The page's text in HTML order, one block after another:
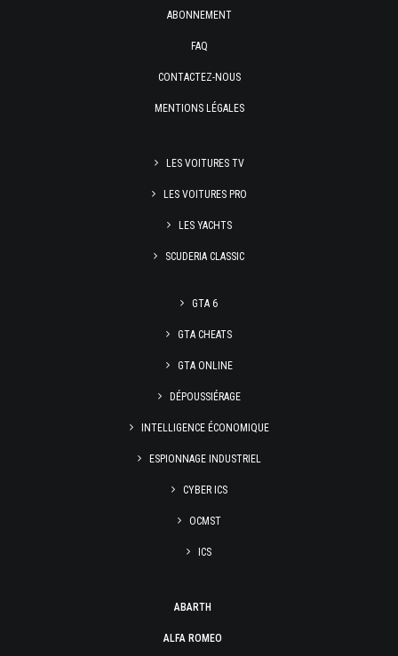
ABONNEMENT
FAQ
CONTACTEZ-NOUS
MENTIONS LÉGALES
LES VOITURES TV
LES VOITURES PRO
LES YACHTS
SCUDERIA CLASSIC
GTA 6
GTA CHEATS
GTA ONLINE
DÉPOUSSIÉRAGE
INTELLIGENCE ÉCONOMIQUE
ESPIONNAGE INDUSTRIEL
CYBER ICS
OCMST
ICS
ABARTH
ALFA ROMEO